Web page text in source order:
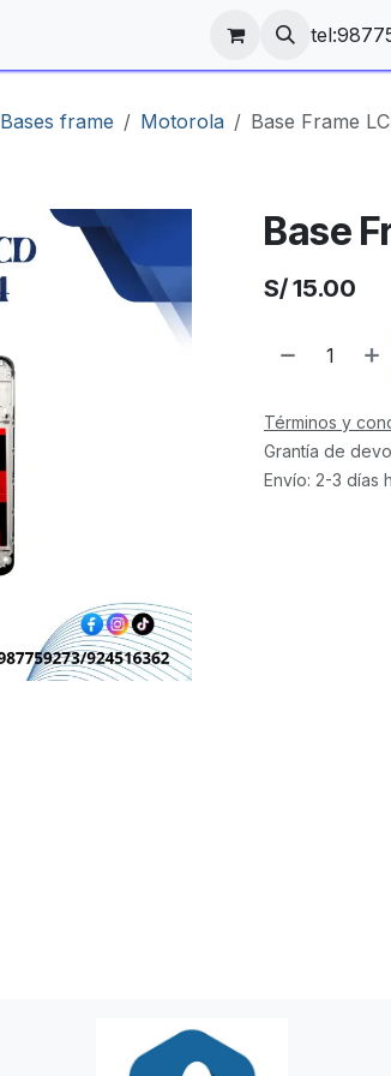
Bases frame Motorola Base Frame
Base
S/15.00
Términos y
Grantía de
Envío: 2-3 días